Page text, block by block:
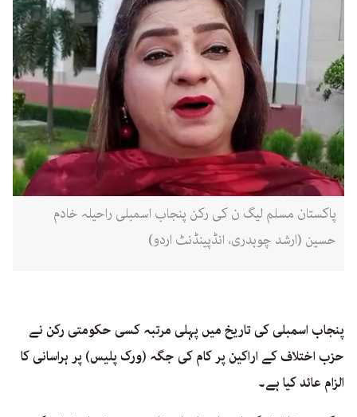
پاکستان مسلم لیگ ن کی رکن پنجاب اسمبلی راحیلہ خادم
حسین (ارشد چوہدری، انڈپینڈنٹ اردو)
پنجاب اسمبلی کی تاریخ میں پہلی مرتبہ کسی حکومتی رکن نے
حزب اختلاف کے اراکین پر کام کی جگہ (ورک پلیس) پر ہراسانی کا
الزام عائد کیا ہے۔